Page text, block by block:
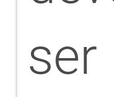
ser